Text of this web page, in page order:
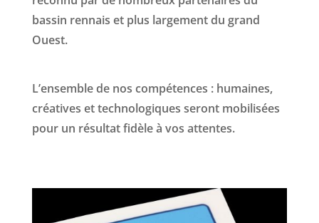
bassin rennais et plus largement du grand
Ouest.
L’ensemble de nos compétences : humaines,
créatives et technologiques seront mobilisées
pour un résultat fidèle à vos attentes.